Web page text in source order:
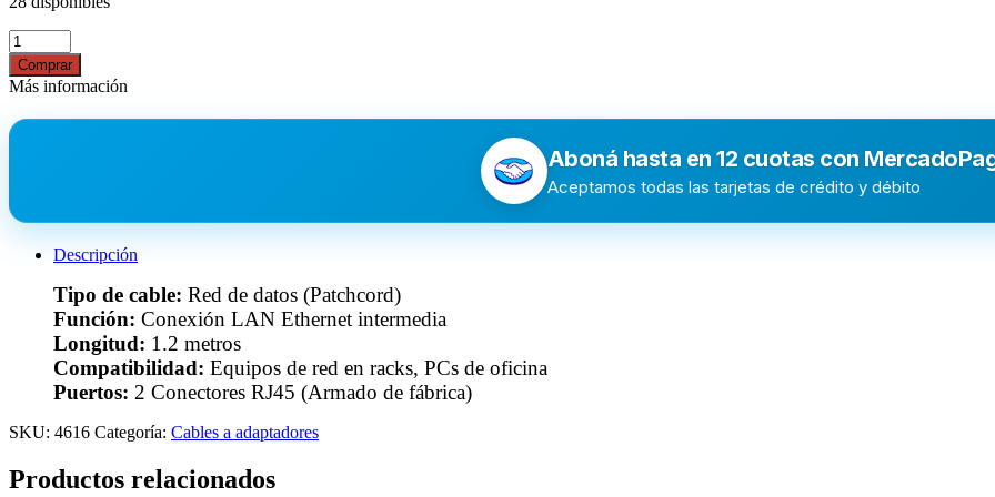
Comprar
Más información
Aboná hasta en 12 cuotas con
Aceptamos todas las tarjetas de crédito y débito
Descripción
Tipo de cable: Red de datos (Patchcord)
Función: Conexión LAN Ethernet intermedia
Longitud: 1.2 metros
Compatibilidad: Equipos de red en racks, PCs de oficina
Puertos: 2 Conectores RJ45 (Armado de fábrica)
SKU: 4616 Categoría: Cables a adaptadores
Productos relacionados